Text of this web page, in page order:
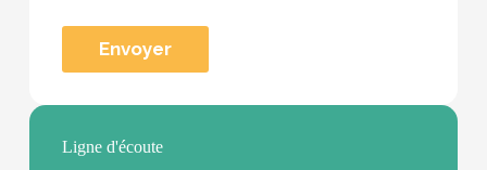
Ligne d'écoute